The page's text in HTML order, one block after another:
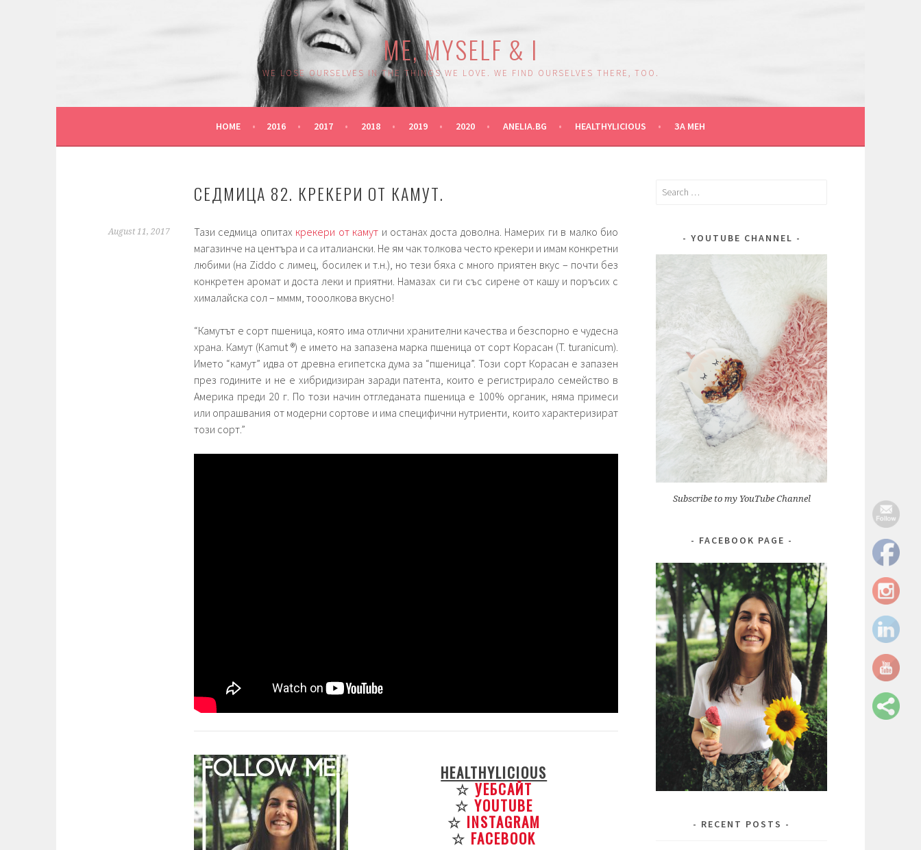
ME, MYSELF & I
WE LOSE OURSELVES IN THE THINGS WE LOVE. WE FIND OURSELVES THERE, TOO.
HOME 2016 2017 2018 2019 2020 ANELIA.BG HEALTHYLICIOUS ЗА МЕН
СЕДМИЦА 82. КРЕКЕРИ ОТ КАМУТ.
August 11, 2017 Тази седмица опитах крекери от камут и останах доста доволна. Намерих ги в малко био
магазинче на центъра и са италиански. Не ям чак толкова често крекери и имам конкретни
любими (на Ziddo с лимец, босилек и т.н.), но тези бяха с много приятен вкус – почти без
конкретен аромат и доста леки и приятни. Намазах си ги със сирене от кашу и поръсих с
хималайска сол – мммм, тооолкова вкусно!
“Камутът е сорт пшеница, която има отлични хранителни качества и безспорно е чудесна
храна. Камут (Kamut ®) е името на запазена марка пшеница от сорт Корасан (T. turanicum).
Името “камут” идва от древна египетска дума за “пшеница”. Този сорт Корасан е запазен
през годините и не е хибридизиран зaради патента, които е регистрирало семейство в
Америка преди 20 г. По този начин отгледаната пшеница е 100% органик, няма примеси
или опрашвания от модерни сортове и има специфични нутриенти, които характеризират
този сорт.”
HEALTHYLICIOUS
☆УЕБСАЙТ
☆ YOUTUBE
☆ INSTAGRAM
☆ FACEBOOK
Search
YOUTUBE CHANNEL
Subscribe to my YouTube Channel
FACEBOOK PAGE
RECENT POSTS